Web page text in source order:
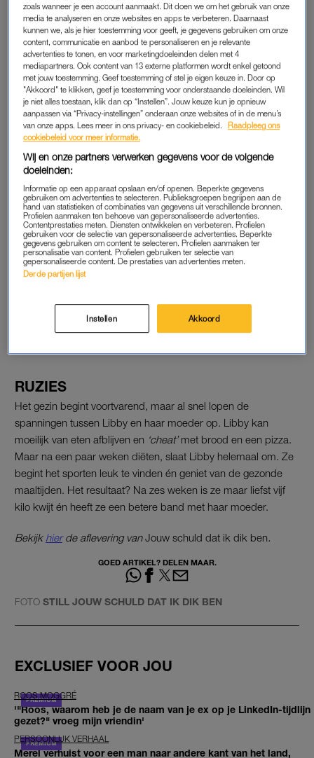
‘JOUW SCHULD DAT IK DIK BEN’
Libby woont vlakbij het Britse Portsmouth samen met haar
ouders en zus Issy. Ze weegt 143 kilo en door haar
overgewicht is haar zelfvertrouwen helemaal weg. In een
video-boodschap vertelt Libby haar moeder hoe dit voor haar
is: “Ik voel me soms alsof jij je voor me schaamt. Dat je vindt
dat Issy de ideale dochter is. Ik heb het gevoel dat je meer met
haar pronkt dan met mij. Dat vind ik heel akelig en dan ga ik
nog meer eten.”
Op initiatief van Libby gaat het roer om bij de hele familie. Ook
haar ouders -die eveneens overgewicht hebben – moeten zes
weken lang aan een streng dieet en sportplan geloven. Dat
begint bij alle ‘verboden’ etenswaren uit het huis te gooien. En
dat is nogal een klus, als je maar liefst vijf koelkasten vol met
eten hebt.
Lees ook
Zorgwekkend: kwart van Nederlandse jongeren heeft
RUZIES
Het gezin begint voortvarend, maar al snel lopen de
spanningen tussen Libby en haar moeder op. Libby kan
moeilijk van eten afblijven en ‘cheat’met brood en een pizza.
Maar na een paar weken diëten, slaat Libby helemaal om. Ze
begint het sporten leuk te vinden én geniet van de gezonde
maaltijden. Het resultaat? Na zes weken is ze maar liefst vijf
kilo kwijt én heeft ze een betere band met haar moeder.
Bekijk hierde aflevering vanJouw schuld dat ik dik ben.
GOED ARTIKEL? DELEN MAAR.
FOTO STILL JOUW SCHULD DAT IK DIK BEN
EXCLUSIEF VOOR JOU
ROOS MOGGRÉ
'"Roos, waarom heb je de naam van je ex op je LinkedIn-tijdlijn
gezet?" vroeg mijn vriendin'
PERSOONLIJK VERHAAL
Merel verhuist voor een man naar andere kant van het land,
zoals wanneer je een account aanmaakt. Dit doen we om het gebruik van onze
media te analyseren en onze websites en apps te verbeteren. Daarnaast
kunnen we, als je hier toestemming voor geeft, je gegevens gebruiken om onze
content, communicatie en aanbod te personaliseren en je relevante
advertenties te tonen, en voor marketingdoeleinden delen met 4
mediapartners. Ook content van 13 externe platformen wordt enkel getoond
met jouw toestemming. Geef toestemming of stel je eigen keuze in. Door op
"Akkoord" te klikken, geef je toestemming voor onderstaande doeleinden. Wil
je niet alles toestaan, klik dan op “Instellen”. Jouw keuze kun je opnieuw
aanpassen via “Privacy-instellingen” onderaan onze websites of in de menu’s
van onze apps. Lees meer in ons privacy- en cookiebeleid.
Raadpleeg ons
cookiebeleid voor meer informatie.
Wij en onze partners verwerken gegevens voor de volgende
doeleinden:
Informatie op een apparaat opslaan en/of openen. Beperkte gegevens
gebruiken om advertenties te selecteren. Publieksgroepen begrijpen aan de
hand van statistieken of combinaties van gegevens uit verschillende bronnen.
Profielen aanmaken ten behoeve van gepersonaliseerde advertenties.
Contentprestaties meten. Diensten ontwikkelen en verbeteren. Profielen
gebruiken voor de selectie van gepersonaliseerde advertenties. Beperkte
gegevens gebruiken om content te selecteren. Profielen aanmaken ter
personalisatie van content. Profielen gebruiken ter selectie van
gepersonaliseerde content. De prestaties van advertenties meten.
Derde partijen lijst
Instellen Akkoord